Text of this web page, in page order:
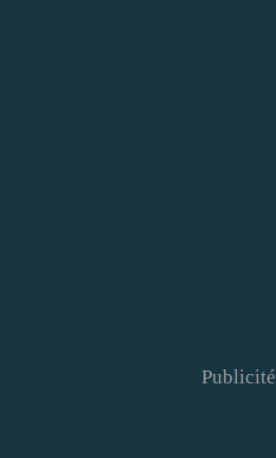
Publicité